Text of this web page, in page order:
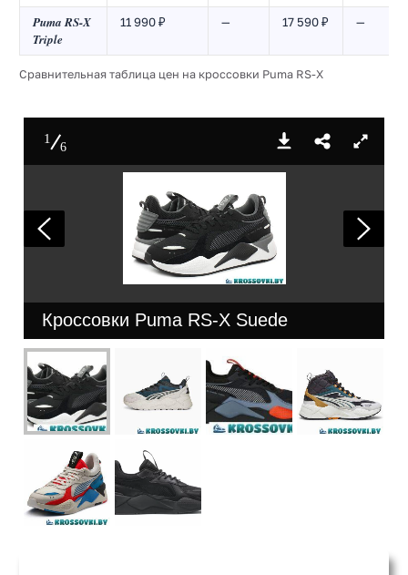
Puma RS-X
Triple
11 990 ₽ — 17 590 ₽ —
Сравнительная таблица цен на кроссовки Puma RS-X
1
6
Кроссовки Puma RS-X Suede